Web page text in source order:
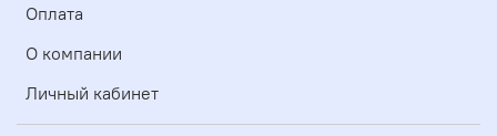
Оплата
О компании
Личный кабинет